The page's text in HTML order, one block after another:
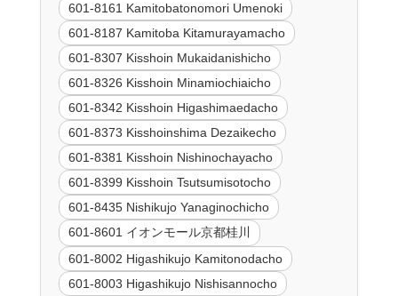
601-8161 Kamitobatonomori Umenoki
601-8187 Kamitoba Kitamurayamacho
601-8307 Kisshoin Mukaidanishicho
601-8326 Kisshoin Minamiochiaicho
601-8342 Kisshoin Higashimaedacho
601-8373 Kisshoinshima Dezaikecho
601-8381 Kisshoin Nishinochayacho
601-8399 Kisshoin Tsutsumisotocho
601-8435 Nishikujo Yanaginochicho
601-8601 イオンモール京都桂川
601-8002 Higashikujo Kamitonodacho
601-8003 Higashikujo Nishisannocho